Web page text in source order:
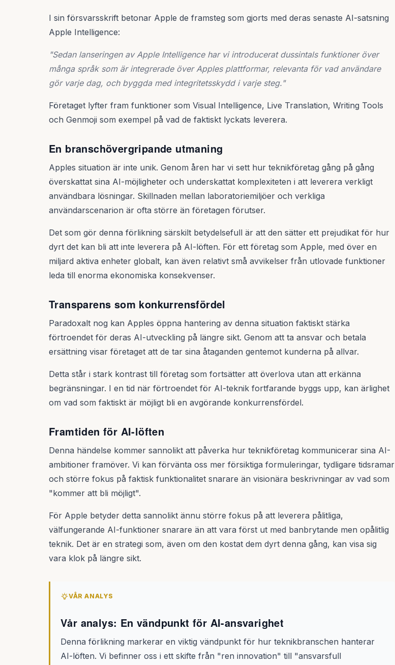
I sin försvarsskrift betonar Apple de framsteg som gjorts med deras senaste AI-satsning
Apple Intelligence:
"Sedan lanseringen av Apple Intelligence har vi introducerat dussintals funktioner över
många språk som är integrerade över Apples plattformar, relevanta för vad användare
gör varje dag, och byggda med integritetsskydd i varje steg."
Företaget lyfter fram funktioner som Visual Intelligence, Live Translation, Writing Tools
och Genmoji som exempel på vad de faktiskt lyckats leverera.
En branschövergripande utmaning
Apples situation är inte unik. Genom åren har vi sett hur teknikföretag gång på gång
överskattat sina AI-möjligheter och underskattat komplexiteten i att leverera verkligt
användbara lösningar. Skillnaden mellan laboratoriemiljöer och verkliga
användarscenarion är ofta större än företagen förutser.
Det som gör denna förlikning särskilt betydelsefull är att den sätter ett prejudikat för hur
dyrt det kan bli att inte leverera på AI-löften. För ett företag som Apple, med över en
miljard aktiva enheter globalt, kan även relativt små avvikelser från utlovade funktioner
leda till enorma ekonomiska konsekvenser.
Transparens som konkurrensfördel
Paradoxalt nog kan Apples öppna hantering av denna situation faktiskt stärka
förtroendet för deras AI-utveckling på längre sikt. Genom att ta ansvar och betala
ersättning visar företaget att de tar sina åtaganden gentemot kunderna på allvar.
Detta står i stark kontrast till företag som fortsätter att överlova utan att erkänna
begränsningar. I en tid när förtroendet för AI-teknik fortfarande byggs upp, kan ärlighet
om vad som faktiskt är möjligt bli en avgörande konkurrensfördel.
Framtiden för AI-löften
Denna händelse kommer sannolikt att påverka hur teknikföretag kommunicerar sina AI-
ambitioner framöver. Vi kan förvänta oss mer försiktiga formuleringar, tydligare tidsramar
och större fokus på faktisk funktionalitet snarare än visionära beskrivningar av vad som
"kommer att bli möjligt".
För Apple betyder detta sannolikt ännu större fokus på att leverera pålitliga,
välfungerande AI-funktioner snarare än att vara först ut med banbrytande men opålitlig
teknik. Det är en strategi som, även om den kostat dem dyrt denna gång, kan visa sig
vara klok på längre sikt.
VÅR ANALYS
Vår analys: En vändpunkt för AI-ansvarighet
Denna förlikning markerar en viktig vändpunkt för hur teknikbranschen hanterar
AI-löften. Vi befinner oss i ett skifte från "ren innovation" till "ansvarsfull